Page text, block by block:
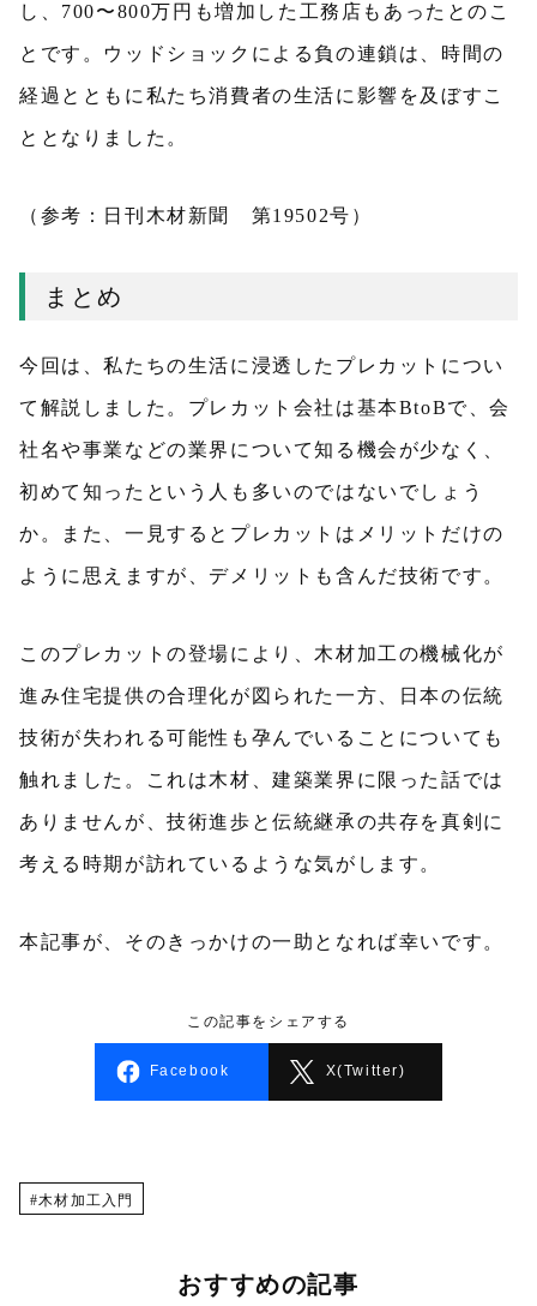
し、700〜800万円も増加した工務店もあったとのこ
とです。ウッドショックによる負の連鎖は、時間の
経過とともに私たち消費者の生活に影響を及ぼすこ
ととなりました。
（参考：日刊木材新聞 第19502号）
まとめ
今回は、私たちの生活に浸透したプレカットについ
て解説しました。プレカット会社は基本BtoBで、会
社名や事業などの業界について知る機会が少なく、
初めて知ったという人も多いのではないでしょう
か。また、一見するとプレカットはメリットだけの
ように思えますが、デメリットも含んだ技術です。
このプレカットの登場により、木材加工の機械化が
進み住宅提供の合理化が図られた一方、日本の伝統
技術が失われる可能性も孕んでいることについても
触れました。これは木材、建築業界に限った話では
ありませんが、技術進歩と伝統継承の共存を真剣に
考える時期が訪れているような気がします。
本記事が、そのきっかけの一助となれば幸いです。
この記事をシェアする
Facebook X(Twitter)
木材加工入門
おすすめの記事